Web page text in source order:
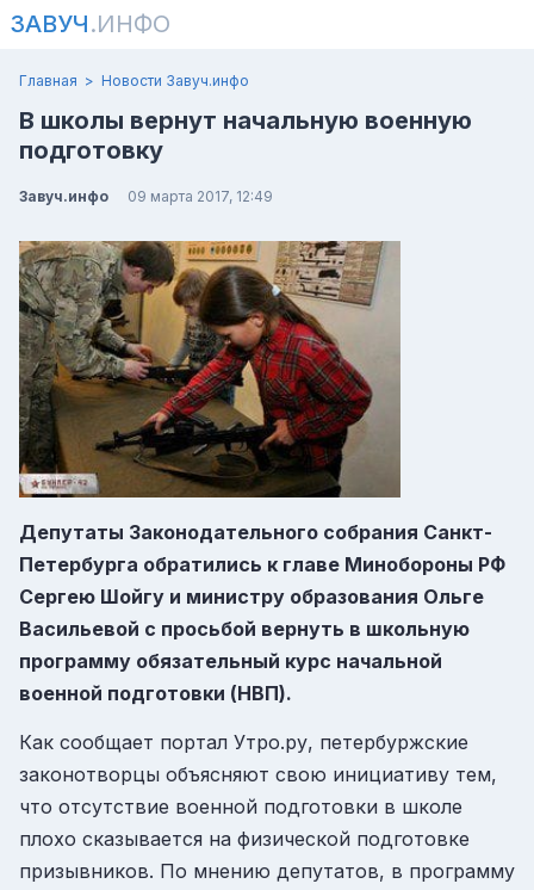
ЗАВУЧ.ИНФО
Главная Новости Завуч.инфо
В школы вернут начальную военную
подготовку
Завуч.инфо 09 марта 2017, 12:49
Депутаты Законодательного собрания Санкт-
Петербурга обратились к главе Минобороны РФ
Сергею Шойгу и министру образования Ольге
Васильевой с просьбой вернуть в школьную
программу обязательный курс начальной
военной подготовки (НВП).
Как сообщает портал Утро.ру, петербуржские
законотворцы объясняют свою инициативу тем,
что отсутствие военной подготовки в школе
плохо сказывается на физической подготовке
призывников. По мнению депутатов, в программу